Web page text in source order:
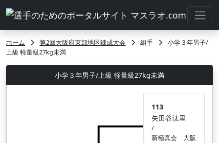
ホーム 第2回大阪府東部地区錬成大会 組手
小学３年男子/
上級 軽量級27kg未満
小学３年男子/上級 軽量級27kg未満
113
矢田谷汰里
/
新極真会 大阪